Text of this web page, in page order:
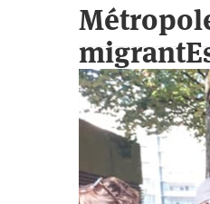
Entreprises
Entreprises
Automobile
Aéronautique
Commerce
Oppressions
Oppressions
Antiracisme
Féminisme
Économie
Écologie
Éducation